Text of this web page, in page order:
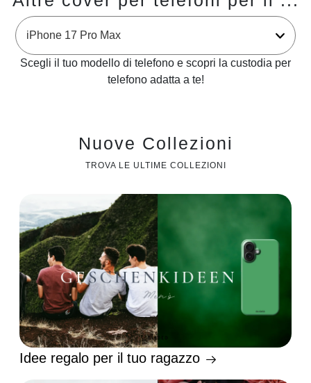
Scegli il tuo modello di telefono e scopri la custodia per
telefono adatta a te!
Nuove Collezioni
TROVA LE ULTIME COLLEZIONI
Idee regalo per il tuo ragazzo